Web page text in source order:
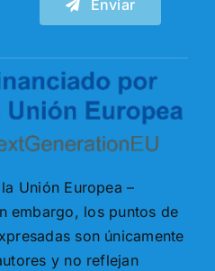
Enviar
Unión Europea –
embargo, los puntos de
son únicamente
y no reflejan